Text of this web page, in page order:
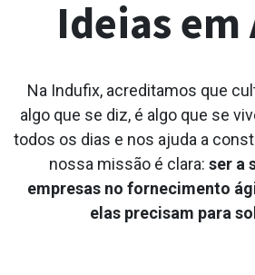
Ideias em
Na Indufix, acreditamos que
algo que se diz, é algo que se
todos os dias e nos ajuda a
nossa missão é clara: ser a
empresas no fornecimento
elas precisam para